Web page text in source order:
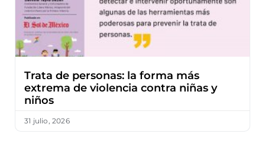
Trata de personas: la forma más
extrema de violencia contra niñas y
niños
31 julio, 2026